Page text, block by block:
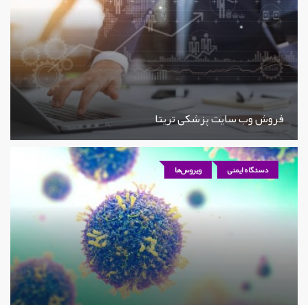
فروش وب سایت پزشکی تریتا
دستگاه ایمنی ویروس‌ها